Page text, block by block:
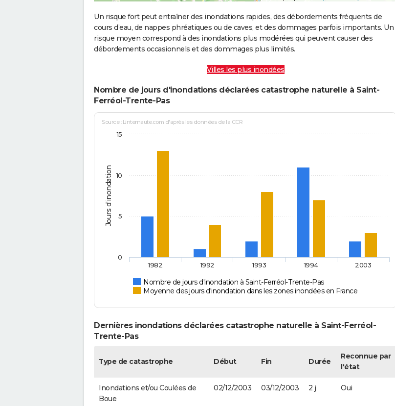
Un risque fort peut entraîner des inondations rapides, des débordements fréquents de
cours d’eau, de nappes phréatiques ou de caves, et des dommages parfois importants. Un
risque moyen correspond à des inondations plus modérées qui peuvent causer des
débordements occasionnels et des dommages plus limités.
Villes les plus inondées
Nombre de jours d'inondations déclarées catastrophe naturelle à Saint-
Ferréol-Trente-Pas
Jours d'inondation
Source : Linternaute.com d'après les données de la CCR
Nombre de jours d'inondation à Saint-Ferréol-Trente-Pas
Moyenne des jours d'inondation dans les zones inondées en France
1982 1992 1993 1994 2003
0
5
10
15
Dernières inondations déclarées catastrophe naturelle à Saint-Ferréol-
Trente-Pas
Type de catastrophe Début Fin Durée
Reconnue par
l'état
Inondations et/ou Coulées de
Boue
02/12/2003 03/12/2003 2 j Oui